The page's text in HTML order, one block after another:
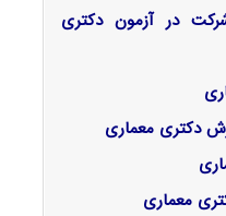
در آزمون دکتری
دکتری معماری
معماری